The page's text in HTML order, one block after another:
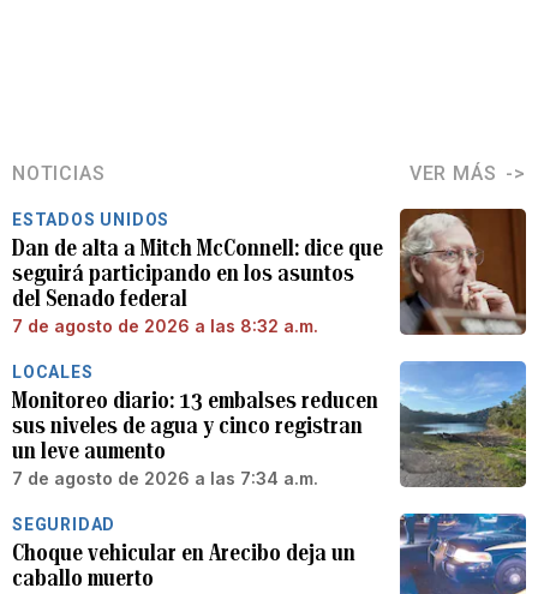
NOTICIAS VER MÁS
ESTADOS UNIDOS
Dan de alta a Mitch McConnell: dice que
seguirá participando en los asuntos
del Senado federal
7 de agosto de 2026 a las 8:32 a.m.
LOCALES
Monitoreo diario: 13 embalses reducen
sus niveles de agua y cinco registran
un leve aumento
7 de agosto de 2026 a las 7:34 a.m.
SEGURIDAD
Choque vehicular en Arecibo deja un
caballo muerto